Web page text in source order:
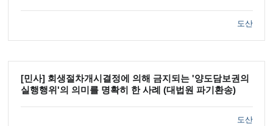
도산
[민사] 회생절차개시결정에 의해 금지되는 '양도담보권의
실행행위'의 의미를 명확히 한 사례 (대법원 파기환송)
도산